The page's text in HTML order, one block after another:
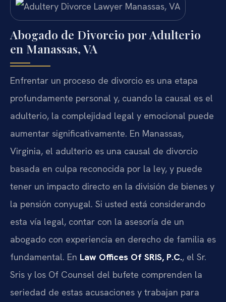
Abogado de Divorcio por Adulterio
en Manassas, VA
Enfrentar un proceso de divorcio es una etapa
profundamente personal y, cuando la causal es el
adulterio, la complejidad legal y emocional puede
aumentar significativamente. En Manassas,
Virginia, el adulterio es una causal de divorcio
basada en culpa reconocida por la ley, y puede
tener un impacto directo en la división de bienes y
la pensión conyugal. Si usted está considerando
esta vía legal, contar con la asesoría de un
abogado con experiencia en derecho de familia es
fundamental. En Law Offices Of SRIS, P.C., el Sr.
Sris y los Of Counsel del bufete comprenden la
seriedad de estas acusaciones y trabajan para